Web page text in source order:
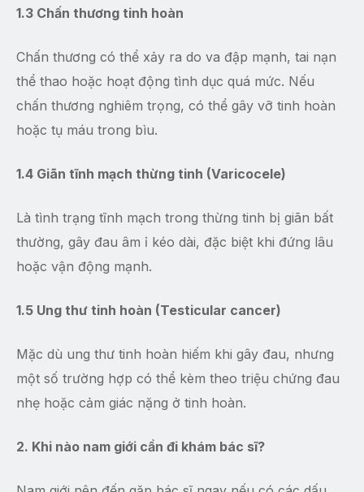
1.3 Chấn thương tinh hoàn
Chấn thương có thể xảy ra do va đập mạnh, tai nạn
thể thao hoặc hoạt động tình dục quá mức. Nếu
chấn thương nghiêm trọng, có thể gây vỡ tinh hoàn
hoặc tụ máu trong bìu.
1.4 Giãn tĩnh mạch thừng tinh (Varicocele)
Là tình trạng tĩnh mạch trong thừng tinh bị giãn bất
thường, gây đau âm ỉ kéo dài, đặc biệt khi đứng lâu
hoặc vận động mạnh.
1.5 Ung thư tinh hoàn (Testicular cancer)
Mặc dù ung thư tinh hoàn hiếm khi gây đau, nhưng
một số trường hợp có thể kèm theo triệu chứng đau
nhẹ hoặc cảm giác nặng ở tinh hoàn.
2. Khi nào nam giới cần đi khám bác sĩ?